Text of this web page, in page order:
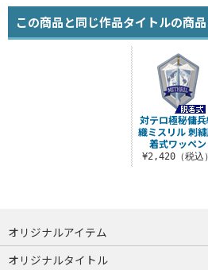
この商品と同じ作品タイトルの商品
対テロ極秘傭兵
織ミスリル 刺
着式ワッペン
¥2,420（税込）
オリジナルアイテム
つままれ
つかまれ
ピョコッテ
オリジナルタイトル